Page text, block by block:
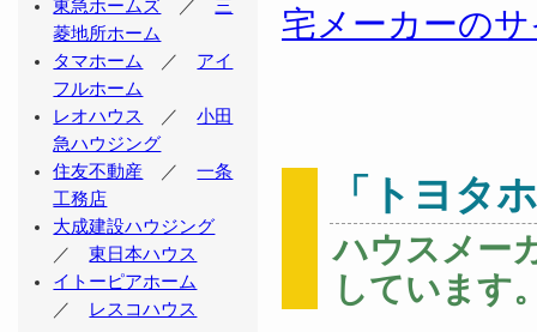
宅メーカーの
「トヨタ
ハウスメー
しています
東急ホームズ ／ 三
菱地所ホーム
タマホーム
／ アイ
フルホーム
レオハウス
／小田
急ハウジング
住友不動産 ／一条
工務店
大成建設ハウジング
／東日本ハウス
イトーピアホーム
／ レスコハウス